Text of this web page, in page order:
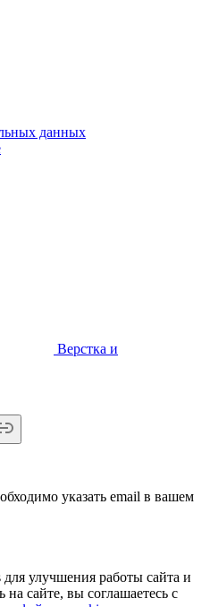
данных
Верстка и
указать email в вашем
улучшения работы сайта и
сайте, вы соглашаетесь с